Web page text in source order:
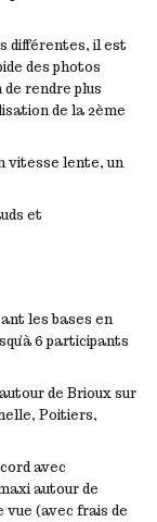
différentes, il est
des photos
rendre plus
de la 2ème
vitesse lente, un
et
les bases en
6 participants
de Brioux sur
Poitiers,
avec
autour de
vue (avec frais de